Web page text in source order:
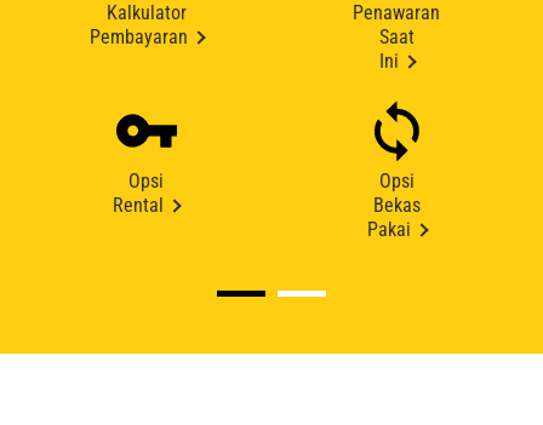
Kalkulator
Pembayaran
Penawaran
Saat
Ini
Opsi
Rental
Opsi
Bekas
Pakai